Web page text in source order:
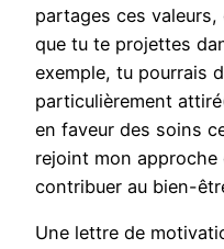
partages ces
que tu te projettes
exemple, tu pourrais
particulièrement
en faveur des soins
rejoint mon
contribuer au bien-
Une lettre de